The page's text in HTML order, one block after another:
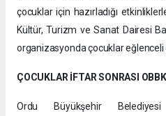
çocuklar için hazırladığı
Kültür, Turizm ve Sanat Dairesi
organizasyonda çocuklar eğlenceli
ÇOCUKLAR İFTAR SONRASI
Ordu Büyükşehir Belediyesi